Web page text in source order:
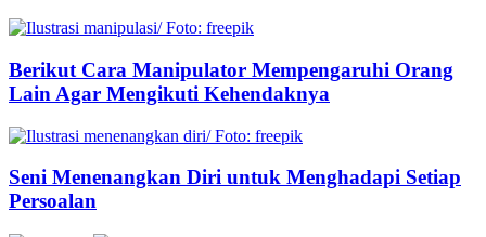
Berikut Cara Manipulator Mempengaruhi Orang
Lain Agar Mengikuti Kehendaknya
Seni Menenangkan Diri untuk Menghadapi Setiap
Persoalan